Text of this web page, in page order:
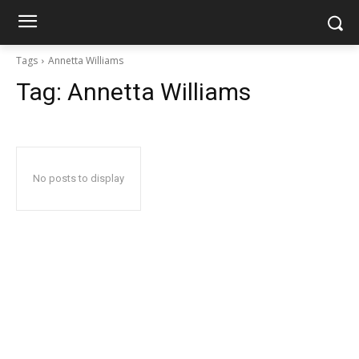
Tags Annetta Williams
Tag: Annetta Williams
No posts to display